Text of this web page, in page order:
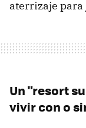
aterrizaje para
Un "resort
vivir con o